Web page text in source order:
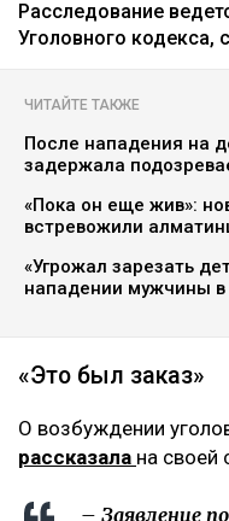
Фото из аккаунта Динары
Журналисту
Расследование
ЧИТАЙТЕ ТАКЖЕ
задержала
встревожили